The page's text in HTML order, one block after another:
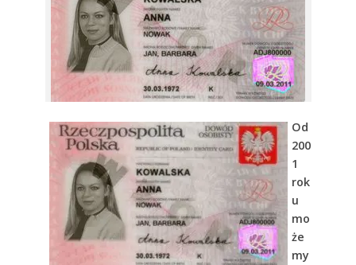
Od
200
1
rok
u
mo
że
my